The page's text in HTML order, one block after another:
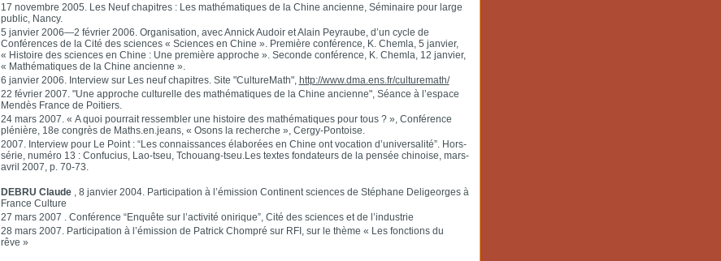
17 novembre 2005. Les Neuf chapitres : Les mathématiques de la Chine ancienne, Séminaire pour large
public, Nancy.
5 janvier 2006—2 février 2006. Organisation, avec Annick Audoir et Alain Peyraube, d’un cycle de
Conférences de la Cité des sciences « Sciences en Chine ». Première conférence, K. Chemla, 5 janvier,
« Histoire des sciences en Chine : Une première approche ». Seconde conférence, K. Chemla, 12 janvier,
« Mathématiques de la Chine ancienne ».
6 janvier 2006. Interview sur Les neuf chapitres. Site "CultureMath", http://www.dma.ens.fr/culturemath/
22 février 2007. "Une approche culturelle des mathématiques de la Chine ancienne", Séance à l’espace
Mendès France de Poitiers.
24 mars 2007. « A quoi pourrait ressembler une histoire des mathématiques pour tous ? », Conférence
plénière, 18e congrès de Maths.en.jeans, « Osons la recherche », Cergy-Pontoise.
2007. Interview pour Le Point : “Les connaissances élaborées en Chine ont vocation d’universalité”. Hors-
série, numéro 13 : Confucius, Lao-tseu, Tchouang-tseu.Les textes fondateurs de la pensée chinoise, mars-
avril 2007, p. 70-73.
DEBRU Claude, 8 janvier 2004. Participation à l’émission Continent sciences de Stéphane Deligeorges à
France Culture
27 mars 2007 . Conférence “Enquête sur l’activité onirique”, Cité des sciences et de l’industrie
28 mars 2007. Participation à l’émission de Patrick Chompré sur RFI, sur le thème « Les fonctions du
rêve »